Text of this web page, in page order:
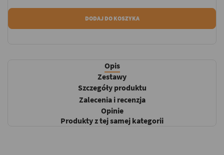
DODAJ DO KOSZYKA
Opis
Zestawy
Szczegóły produktu
Zalecenia i recenzja
Opinie
Produkty z tej samej kategorii